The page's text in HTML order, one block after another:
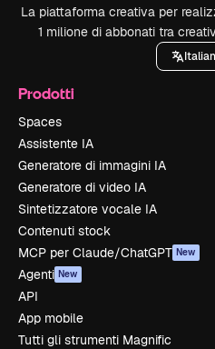
La piattaforma creativa per
1 milione di abbonati tra
Prodotti
Spaces
Assistente IA
Generatore di immagini IA
Generatore di video IA
Sintetizzatore vocale IA
Contenuti stock
MCP per Claude/ChatGPT New
Agenti New
API
App mobile
Tutti gli strumenti Magnific